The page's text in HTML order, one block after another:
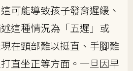
可能導致孩子發育遲緩、
這種情況為「五遲」或
現在頸部難以挺直、手腳難
直坐正等方面。一旦因早